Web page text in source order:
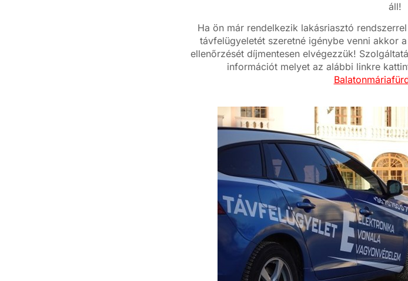
áll!
Ha ön már rendelkezik lakásriasztó
távfelügyeletét szeretné igénybe venni akkor
ellenőrzését díjmentesen elvégezzük!
információt melyet az alábbi linkre